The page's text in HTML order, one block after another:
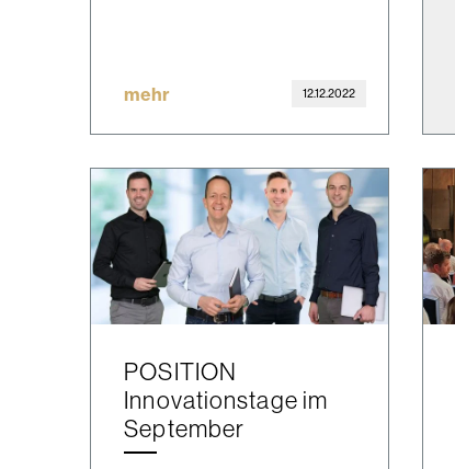
mehr 12.12.2022
POSITION
Innovationstage im
September